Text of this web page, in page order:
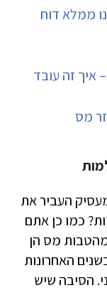
ממלא דוח
איך זה עובד
מס
העביר את
כמו כן אתם
מהטבות מס הן
האחרונות
הסיבה שיש